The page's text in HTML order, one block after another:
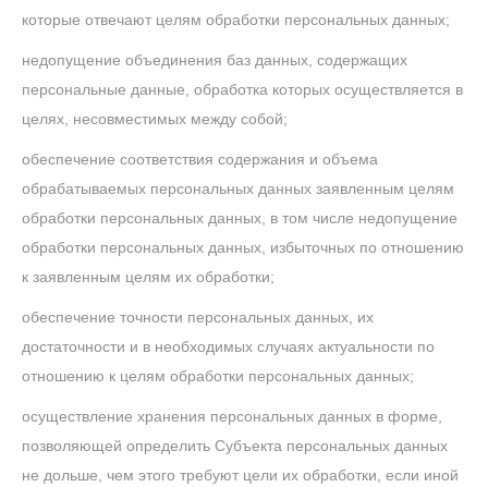
которые отвечают целям обработки персональных данных;
недопущение объединения баз данных, содержащих
персональные данные, обработка которых осуществляется в
целях, несовместимых между собой;
обеспечение соответствия содержания и объема
обрабатываемых персональных данных заявленным целям
обработки персональных данных, в том числе недопущение
обработки персональных данных, избыточных по отношению
к заявленным целям их обработки;
обеспечение точности персональных данных, их
достаточности и в необходимых случаях актуальности по
отношению к целям обработки персональных данных;
осуществление хранения персональных данных в форме,
позволяющей определить Субъекта персональных данных
не дольше, чем этого требуют цели их обработки, если иной